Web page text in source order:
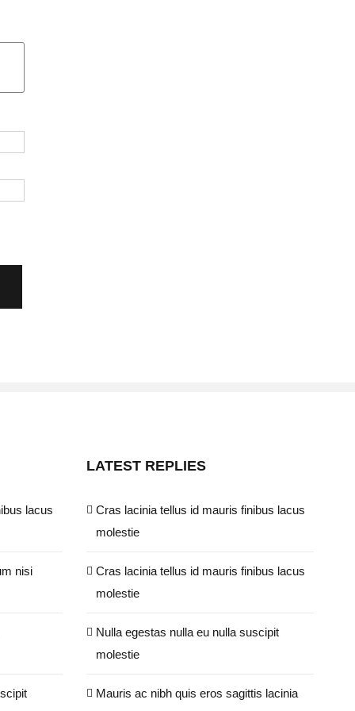
lacus
nisi
LATEST REPLIES
Cras lacinia tellus id mauris finibus lacus
molestie
Cras lacinia tellus id mauris finibus lacus
molestie
Nulla egestas nulla eu nulla suscipit
molestie
Mauris ac nibh quis eros sagittis lacinia